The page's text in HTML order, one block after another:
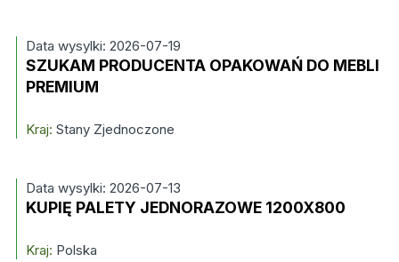
Data wysylki: 2026-07-19
SZUKAM PRODUCENTA OPAKOWAŃ DO MEBLI
PREMIUM
Kraj: Stany Zjednoczone
Data wysylki: 2026-07-13
KUPIĘ PALETY JEDNORAZOWE 1200X800
Kraj: Polska